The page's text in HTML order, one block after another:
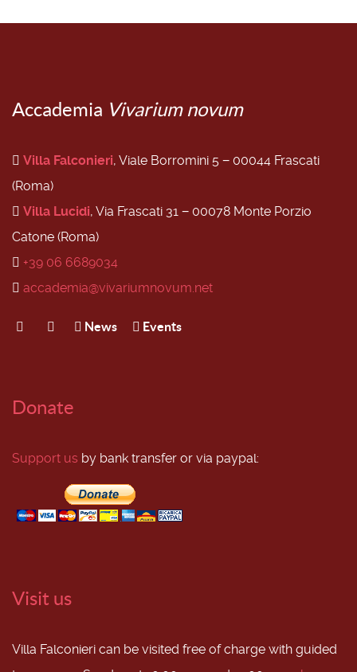
Accademia Vivarium novum
Villa Falconieri, Viale Borromini 5 − 00044 Frascati
(Roma)
Villa Lucidi, Via Frascati 31 − 00078 Monte Porzio
Catone (Roma)
+39 06 6689034
accademia@vivariumnovum.net
News Events
Donate
Support us by bank transfer or via paypal:
Visit us
Villa Falconieri can be visited free of charge with guided